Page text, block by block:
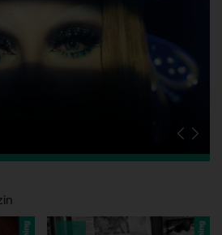
Zurich
jüdischen Filmwelt
Fantastic Film Festival
Film Festival